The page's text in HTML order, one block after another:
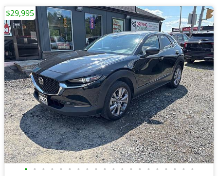
• • • • • • • • • • • • • • • • • • • •
$29,995